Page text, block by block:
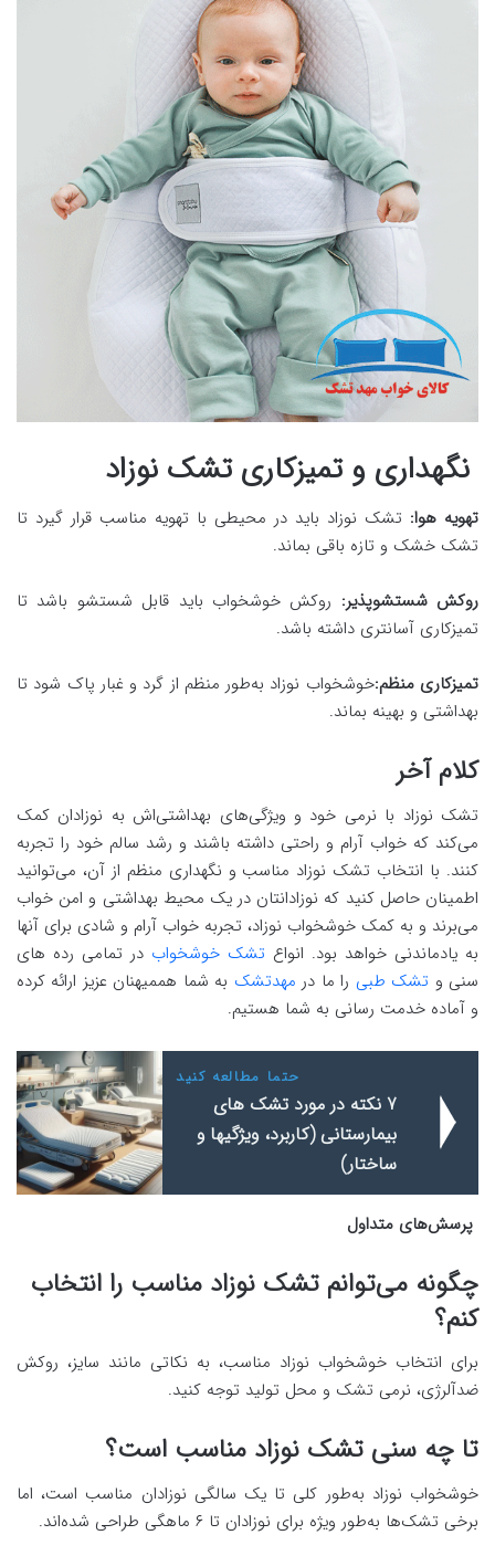
نگهداری و تمیزکاری تشک نوزاد
تهویه هوا: تشک نوزاد باید در محیطی با تهویه مناسب قرار گیرد تا
تشک خشک و تازه باقی بماند.
روکش شستشوپذیر: روکش خوشخواب باید قابل شستشو باشد تا
تمیزکاری آسانتری داشته باشد.
تمیزکاری منظم:خوشخواب نوزاد به‌طور منظم از گرد و غبار پاک شود تا
بهداشتی و بهینه بماند.
کلام آخر
تشک نوزاد با نرمی خود و ویژگی‌های بهداشتی‌اش به نوزادان کمک
می‌کند که خواب آرام و راحتی داشته باشند و رشد سالم خود را تجربه
کنند. با انتخاب تشک نوزاد مناسب و نگهداری منظم از آن، می‌توانید
اطمینان حاصل کنید که نوزادانتان در یک محیط بهداشتی و امن خواب
می‌برند و به کمک خوشخواب نوزاد، تجربه خواب آرام و شادی برای آنها
به یادماندنی خواهد بود. انواع تشک خوشخواب در تمامی رده های
سنی و تشک طبی را ما در مهدتشک به شما هممیهنان عزیز ارائه کرده
و آماده خدمت رسانی به شما هستیم.
حتما مطالعه کنید
7 نکته در مورد تشک های
بیمارستانی (کاربرد، ویژگیها و
ساختار)
پرسش‌های متداول
چگونه می‌توانم تشک نوزاد مناسب را انتخاب
کنم؟
برای انتخاب خوشخواب نوزاد مناسب، به نکاتی مانند سایز، روکش
ضدآلرژی، نرمی تشک و محل تولید توجه کنید.
تا چه سنی تشک نوزاد مناسب است؟
خوشخواب نوزاد به‌طور کلی تا یک سالگی نوزادان مناسب است، اما
برخی تشک‌ها به‌طور ویژه برای نوزادان تا ۶ ماهگی طراحی شده‌اند.